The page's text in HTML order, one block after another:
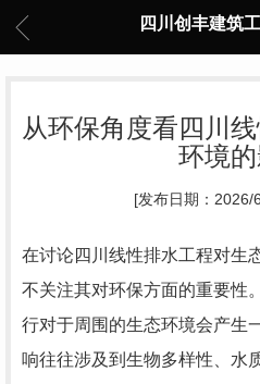
四川创丰建筑
从环保角度看四川
环境
[发布日期：2026/
在讨论四川线性排水工程对生
不关注其对环保方面的重要性
行对于周围的生态环境会产生
响往往涉及到生物多样性、水